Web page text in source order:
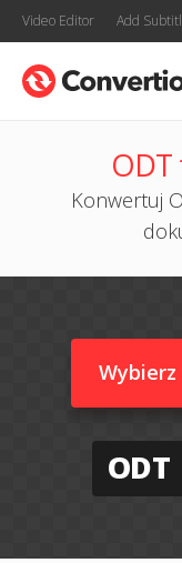
Video Editor Add
Konwertuj
ODT